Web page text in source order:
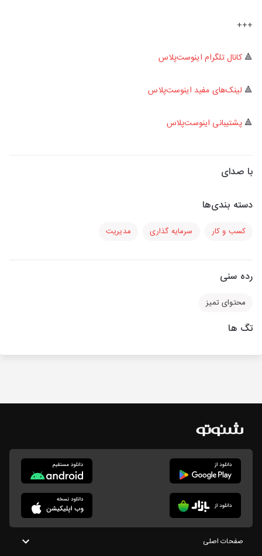
+++
🔺کانال تلگرام اینوست‌پلاس
🔺 لینک‌های مفید اینوست‌پلاس
🔺پشتیبانی اینوست‌پلاس
با صدای
دسته بندی‌ها
کسب و کار سرمایه گذاری مدیریت
رده سنی
محتوای تمیز
تگ ها
صفحات اصلی